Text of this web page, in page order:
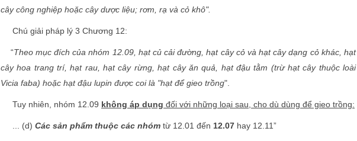
cây công nghiệp hoặc cây dược liệu; rơm, rạ và cỏ khô".
Chú giải pháp lý 3 Chương 12:
“Theo mục đích của nhóm 12.09, hạt củ cải đường, hạt cây cỏ và hạt cây dạng cỏ khác, hạt
cây hoa trang trí, hạt rau, hạt cây rừng, hạt cây ăn quả, hạt đậu tằm (trừ hạt cây thuộc loài
Vicia faba) hoặc hạt đậu lupin được coi là "hạt để gieo trồng".
Tuy nhiên, nhóm 12.09 không áp dụng đối với những loại sau, cho dù dùng để gieo trồng:
... (d) Các sản phẩm thuộc các nhóm từ 12.01 đến 12.07 hay 12.11”